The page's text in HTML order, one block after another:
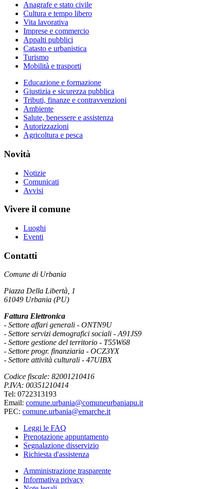
Anagrafe e stato civile
Cultura e tempo libero
Vita lavorativa
Imprese e commercio
Appalti pubblici
Catasto e urbanistica
Turismo
Mobilità e trasporti
Educazione e formazione
Giustizia e sicurezza pubblica
Tributi, finanze e contravvenzioni
Ambiente
Salute, benessere e assistenza
Autorizzazioni
Agricoltura e pesca
Novità
Notizie
Comunicati
Avvisi
Vivere il comune
Luoghi
Eventi
Contatti
Comune di Urbania
Piazza Della Libertà, 1
61049 Urbania (PU)
Fattura Elettronica
- Settore affari generali - ONTN9U
- Settore servizi demografici sociali - A91JS9
- Settore gestione del territorio - T55W68
- Settore progr. finanziaria - OCZ3YX
- Settore attività culturali - 47UIBX
Codice fiscale: 82001210416
P.IVA: 00351210414
Tel: 0722313193
Email: comune.urbania@comuneurbaniapu.it
PEC: comune.urbania@emarche.it
Leggi le FAQ
Prenotazione appuntamento
Segnalazione disservizio
Richiesta d'assistenza
Amministrazione trasparente
Informativa privacy